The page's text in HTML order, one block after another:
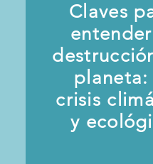
Claves
planeta:
crisis
y